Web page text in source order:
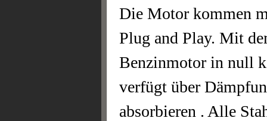
Die Motor kommen
Plug and Play. Mit
Benzinmotor in null
verfügt über
absorbieren . Alle